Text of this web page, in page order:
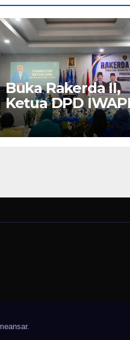
Buka Rakerda II,
Ketua DPD
Maluku Nita Bin
Umar:
.